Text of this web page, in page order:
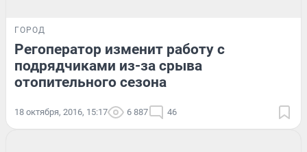
ГОРОД
Регоператор изменит работу с
подрядчиками из-за срыва
отопительного сезона
18 октября, 2016, 15:17 6 887 46